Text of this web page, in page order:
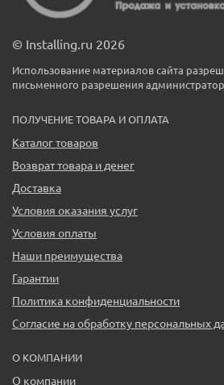
© Installing.ru 2026
Использование материалов сайта
письменного разрешения
ПОЛУЧЕНИЕ ТОВАРА И ОПЛАТА
Каталог товаров
Возврат товара и денег
Доставка
Условия оказания услуг
Условия оплаты
Наши преимущества
Гарантии
Политика конфиденциальности
Согласие на обработку персональных
О КОМПАНИИ
О компании